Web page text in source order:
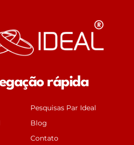
rápida
Pesquisas Par Ideal
Blog
Contato